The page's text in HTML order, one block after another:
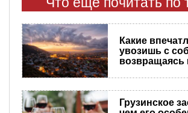
Какие
увозишь с
возвращаясь
Грузинское